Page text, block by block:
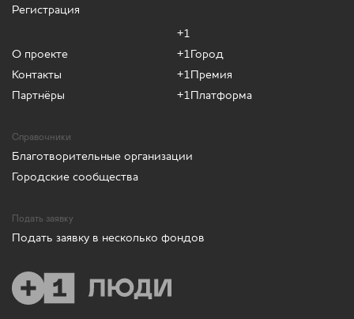
Регистрация
О проекте
Контакты
Партнёры
+1
+1Город
+1Премия
+1Платформа
Справочники
Благотворительные организации
Городские сообщества
Подать заявку
Подать заявку в несколько фондов